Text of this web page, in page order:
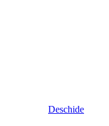
Deschide